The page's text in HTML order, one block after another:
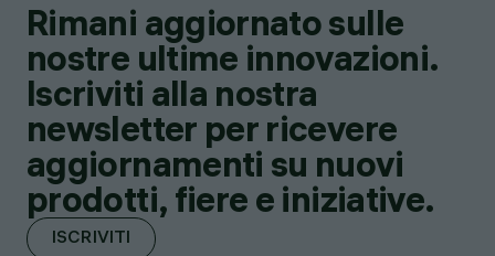
Rimani aggiornato sulle
nostre ultime innovazioni.
Iscriviti alla nostra
newsletter per ricevere
aggiornamenti su nuovi
prodotti, fiere e iniziative.
ISCRIVITI